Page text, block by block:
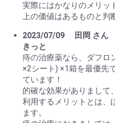
実際にはかなりのメリッ
上の価値はあるものと判
2023/07/09
田岡 さん
きっと
痔の治療薬なら、ダフロ
×2シート) ×1箱を最優先
ています！
的確な効果がありまして
利用するメリットとは、
ます。